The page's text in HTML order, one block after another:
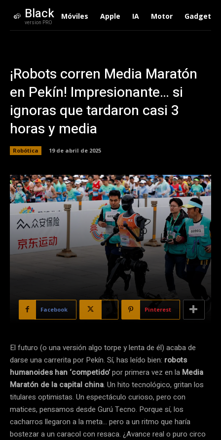
Black
version PRO
Móviles Apple IA Motor Gadgets
¡Robots corren Media Maratón
en Pekín! Impresionante… si
ignoras que tardaron casi 3
horas y media
Robótica 19 de abril de 2025
Facebook Pinterest
El futuro (o una versión algo torpe y lenta de él) acaba de
darse una carrerita por Pekín. Sí, has leído bien: robots
humanoides han ‘competido’por primera vez en la Media
Maratón de la capital china. Un hito tecnológico, gritan los
titulares optimistas. Un espectáculo curioso, pero con
matices, pensamos desde Gurú Tecno. Porque sí, los
cacharros llegaron a la meta… pero a un ritmo que haría
bostezar a un caracol con resaca. ¿Avance real o puro circo